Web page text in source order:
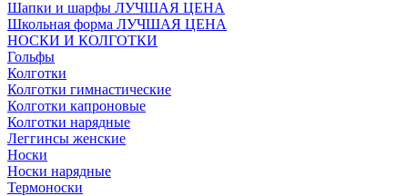
Шапки и шарфы ЛУЧШАЯ ЦЕНА
Школьная форма ЛУЧШАЯ ЦЕНА
НОСКИ И КОЛГОТКИ
Гольфы
Колготки
Колготки гимнастические
Колготки капроновые
Колготки нарядные
Леггинсы женские
Носки
Носки нарядные
Термоноски